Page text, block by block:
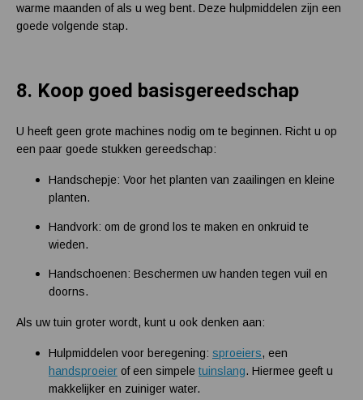
warme maanden of als u weg bent. Deze hulpmiddelen zijn een
goede volgende stap.
8. Koop goed basisgereedschap
U heeft geen grote machines nodig om te beginnen. Richt u op
een paar goede stukken gereedschap:
Handschepje: Voor het planten van zaailingen en kleine
planten.
Handvork: om de grond los te maken en onkruid te
wieden.
Handschoenen: Beschermen uw handen tegen vuil en
doorns.
Als uw tuin groter wordt, kunt u ook denken aan:
Hulpmiddelen voor beregening: sproeiers, een
handsproeier of een simpele tuinslang. Hiermee geeft u
makkelijker en zuiniger water.